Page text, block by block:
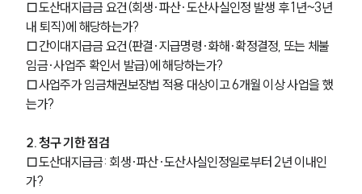
대륜법률상담예약
□도산대지급금 요건(회생·파산·도산사실인정 발생 후 1년~3년
내 퇴직)에 해당하는가?
□간이대지급금 요건(판결·지급명령·화해·확정결정, 또는 체불
임금·사업주 확인서 발급)에 해당하는가?
□사업주가 임금채권보장법 적용 대상이고 6개월 이상 사업을 했
는가?
2. 청구 기한 점검
□도산대지급금: 회생·파산·도산사실인정일로부터 2년 이내인
가?